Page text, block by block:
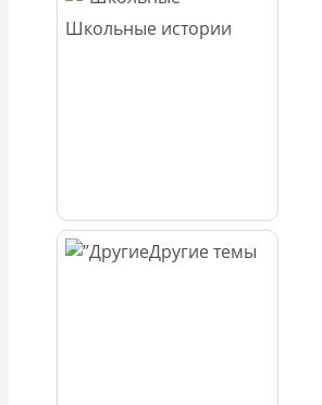
Школьные истории
Другие темы